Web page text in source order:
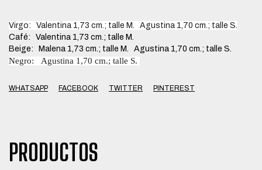
Virgo: Valentina 1,73 cm.; talle M. Agustina 1,70 cm.; talle S.
Café: Valentina 1,73 cm.; talle M.
Beige: Malena 1,73 cm.; talle M. Agustina 1,70 cm.; talle S.
Negro: Agustina 1,70 cm.; talle S.
WHATSAPP FACEBOOK TWITTER PINTEREST
PRODUCTOS